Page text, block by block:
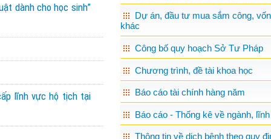
dành cho học sinh”
lĩnh vực hộ tịch tại
Dự án, đầu tư mua sắm công,
khác
Công bố quy hoạch Sở Tư Pháp
Chương trình, đề tài khoa học
Báo cáo tài chính hàng năm
Báo cáo - Thống kê về ngành,
Thông tin về dịch bệnh theo quy